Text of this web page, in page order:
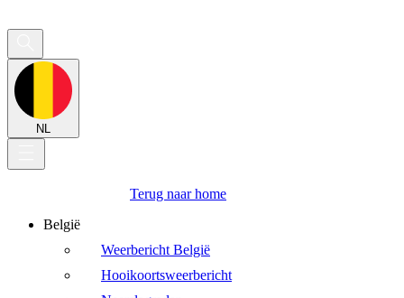
NL
Terug naar home
België
Weerbericht België
Hooikoortsweerbericht